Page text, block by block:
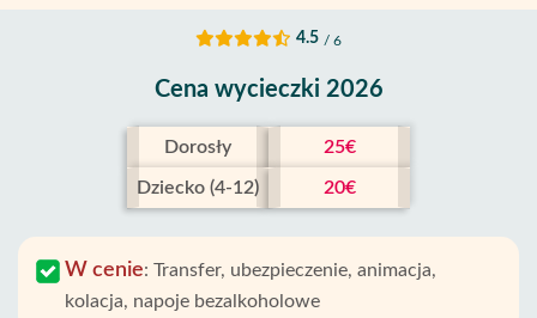
4.5 / 6
Cena wycieczki 2026
Dorosły 25€
Dziecko (4-12) 20€
W cenie: Transfer, ubezpieczenie, animacja,
kolacja, napoje bezalkoholowe